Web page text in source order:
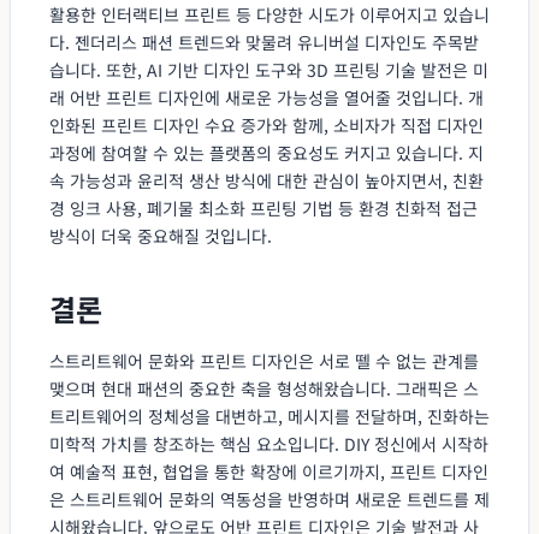
활용한 인터랙티브 프린트 등 다양한 시도가 이루어지고 있습니
다. 젠더리스 패션 트렌드와 맞물려 유니버설 디자인도 주목받
습니다. 또한, AI 기반 디자인 도구와 3D 프린팅 기술 발전은 미
래 어반 프린트 디자인에 새로운 가능성을 열어줄 것입니다. 개
인화된 프린트 디자인 수요 증가와 함께, 소비자가 직접 디자인
과정에 참여할 수 있는 플랫폼의 중요성도 커지고 있습니다. 지
속 가능성과 윤리적 생산 방식에 대한 관심이 높아지면서, 친환
경 잉크 사용, 폐기물 최소화 프린팅 기법 등 환경 친화적 접근
방식이 더욱 중요해질 것입니다.
결론
스트리트웨어 문화와 프린트 디자인은 서로 뗄 수 없는 관계를
맺으며 현대 패션의 중요한 축을 형성해왔습니다. 그래픽은 스
트리트웨어의 정체성을 대변하고, 메시지를 전달하며, 진화하는
미학적 가치를 창조하는 핵심 요소입니다. DIY 정신에서 시작하
여 예술적 표현, 협업을 통한 확장에 이르기까지, 프린트 디자인
은 스트리트웨어 문화의 역동성을 반영하며 새로운 트렌드를 제
시해왔습니다. 앞으로도 어반 프린트 디자인은 기술 발전과 사